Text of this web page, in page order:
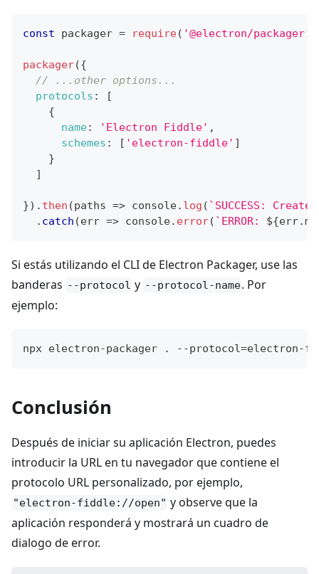
const packager = require( '@electron/packager'
packager({
// ...other options...
protocols :
[
{
name: 'Electron Fiddle' ,
schemes : [ 'electron-fiddle' ]
}
]
}) . then (paths => console. log ( ` SUCCESS:
. catch (err => console. error( ` ERROR: ${err.
Si estás utilizando el CLI de Electron Packager, use las
banderas --protocol y --protocol-name. Por
ejemplo:
npx electron-packager . --protocol=electron-
Conclusión
Después de iniciar su aplicación Electron, puedes
introducir la URL en tu navegador que contiene el
protocolo URL personalizado, por ejemplo,
"electron-fiddle://open" y observe que la
aplicación responderá y mostrará un cuadro de
dialogo de error.